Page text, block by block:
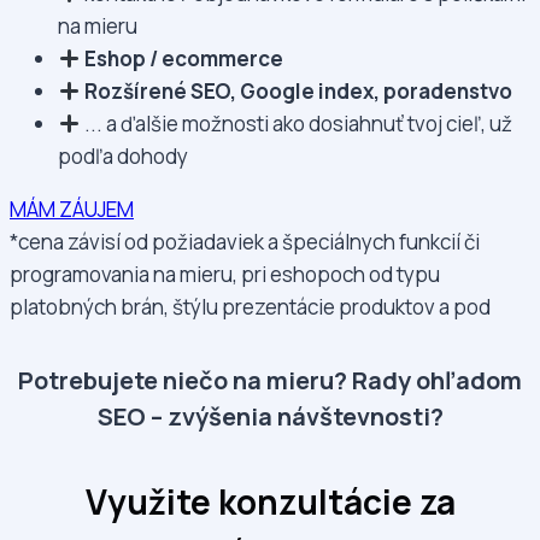
na mieru
Eshop / ecommerce
Rozšírené SEO, Google index, poradenstvo
... a ďalšie možnosti ako dosiahnuť tvoj cieľ, už
podľa dohody
MÁM ZÁUJEM
*cena závisí od požiadaviek a špeciálnych funkcií či
programovania na mieru, pri eshopoch od typu
platobných brán, štýlu prezentácie produktov a pod
Potrebujete niečo na mieru? Rady ohľadom
SEO – zvýšenia návštevnosti?
Využite konzultácie za